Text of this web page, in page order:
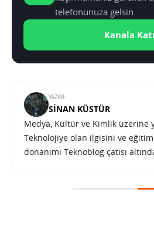
telefonunuza gelsin.
Kanala
YAZAR:
SINAN KÜSTÜR
Medya, Kültür ve Kimlik üzerine
Teknolojiye olan ilgisini ve
donanımı Teknoblog çatısı